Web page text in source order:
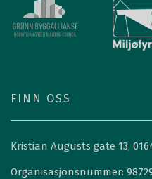
FINN OSS
Kristian Augusts gate 13,
Organisasjonsnummer: